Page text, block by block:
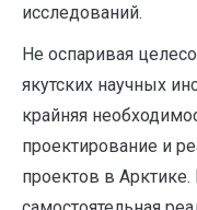
исследований.
Не оспаривая
якутских научных
крайняя
проектирование и
проектов в Арктике.